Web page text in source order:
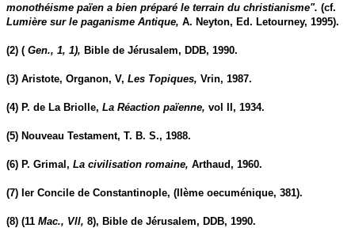
monothéisme païen a bien préparé le terrain du christianisme". (cf.
Lumière sur le paganisme Antique, A. Neyton, Ed. Letourney, 1995).
(2) (Gen., 1, 1), Bible de Jérusalem, DDB, 1990.
(3) Aristote, Organon, V,Les Topiques, Vrin, 1987.
(4) P. de La Briolle,La Réaction païenne, vol II, 1934.
(5) Nouveau Testament, T. B. S., 1988.
(6) P. Grimal,La civilisation romaine, Arthaud, 1960.
(7) Ier Concile de Constantinople, (IIème oecuménique, 381).
(8) (11Mac., Vll, 8), Bible de Jérusalem, DDB, 1990.